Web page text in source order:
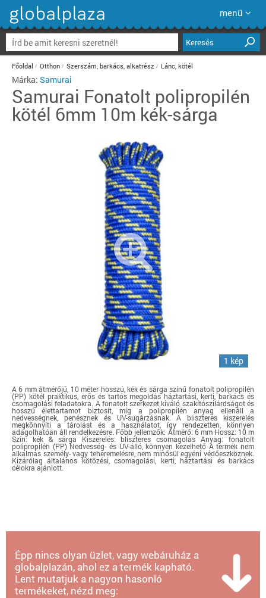
menü
Keresés
Főoldal Otthon Szerszám, barkács, alkatrész Lánc, kötél
Márka: Samurai
Samurai Fonatolt polipropilén
kötél 6mm 10m kék-sárga
1 kép
A 6 mm átmérőjű, 10 méter hosszú, kék és sárga színű fonatolt polipropilén
(PP) kötél praktikus, erős és tartós megoldás háztartási, kerti, barkács és
csomagolási feladatokra. A fonatolt szerkezet kiváló szakítószilárdságot és
hosszú élettartamot biztosít, míg a polipropilén anyag ellenáll a
nedvességnek, penésznek és UV-sugárzásnak. A bliszteres kiszerelés
megkönnyíti a tárolást és a használatot, így rendezetten, könnyen
adagolhatóan áll rendelkezésre. Főbb jellemzők: Átmérő: 6 mm Hossz: 10 m
Szín: kék & sárga Kiszerelés: bliszteres csomagolás Anyag: fonatolt
polipropilén (PP) Nedvesség- és UV-álló, könnyen kezelhető A termék nem
alkalmas személy- vagy teheremelésre, nem minősül egyéni védőeszköznek.
Kizárólag általános kötözési, csomagolási, kerti, háztartási és barkács
célokra ajánlott.
Épp nincs olyan üzlet, vagy webáruház a
globalplazán, ahol ez a termék kapható.
Lent mutatjuk a nagyon hasonló
termékeket, nézd meg: